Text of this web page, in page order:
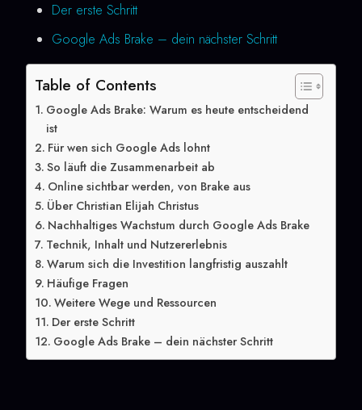
Der erste Schritt
Google Ads Brake – dein nächster Schritt
Table of Contents
Google Ads Brake: Warum es heute entscheidend
ist
Für wen sich Google Ads lohnt
So läuft die Zusammenarbeit ab
Online sichtbar werden, von Brake aus
Über Christian Elijah Christus
Nachhaltiges Wachstum durch Google Ads Brake
Technik, Inhalt und Nutzererlebnis
Warum sich die Investition langfristig auszahlt
Häufige Fragen
Weitere Wege und Ressourcen
Der erste Schritt
Google Ads Brake – dein nächster Schritt